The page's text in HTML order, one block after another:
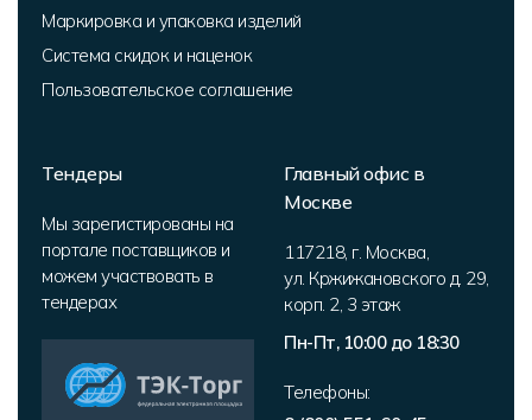
Маркировка и упаковка изделий
Система скидок и наценок
Пользовательское соглашение
Тендеры
Мы зарегистированы на
портале поставщиков и
можем участвовать в
тендерах
Главный офис в
Москве
117218, г. Москва,
ул. Кржижановского д. 29,
корп. 2, 3 этаж
Пн-Пт, 10:00 до 18:30
Телефоны: